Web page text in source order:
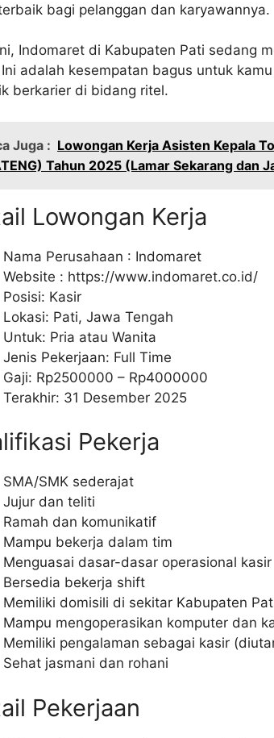
bagi pelanggan dan karyawannya.
Indomaret di Kabupaten Pati sedang
Ini adalah kesempatan bagus untuk
berkarier di bidang ritel.
Juga : Lowongan Kerja Asisten Kepala
Tahun 2025 (Lamar Sekarang dan
Lowongan Kerja
Nama Perusahaan : Indomaret
Website : https://www.indomaret.co.id/
Posisi: Kasir
Lokasi: Pati, Jawa Tengah
Untuk: Pria atau Wanita
Jenis Pekerjaan: Full Time
Gaji: Rp2500000 – Rp4000000
Terakhir: 31 Desember 2025
Pekerja
SMA/SMK sederajat
Jujur dan teliti
Ramah dan komunikatif
Mampu bekerja dalam tim
Menguasai dasar-dasar operasional kasir
Bersedia bekerja shift
Memiliki domisili di sekitar Kabupaten
Mampu mengoperasikan komputer dan
Memiliki pengalaman sebagai kasir
Sehat jasmani dan rohani
Pekerjaan